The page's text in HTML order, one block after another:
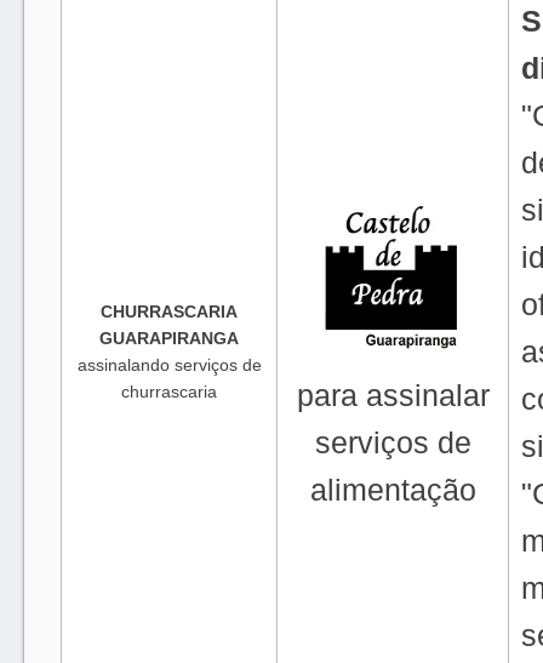
CHURRASCARIA
GUARAPIRANGA
assinalando serviços de
churrascaria
para assinalar
serviços de
alimentação